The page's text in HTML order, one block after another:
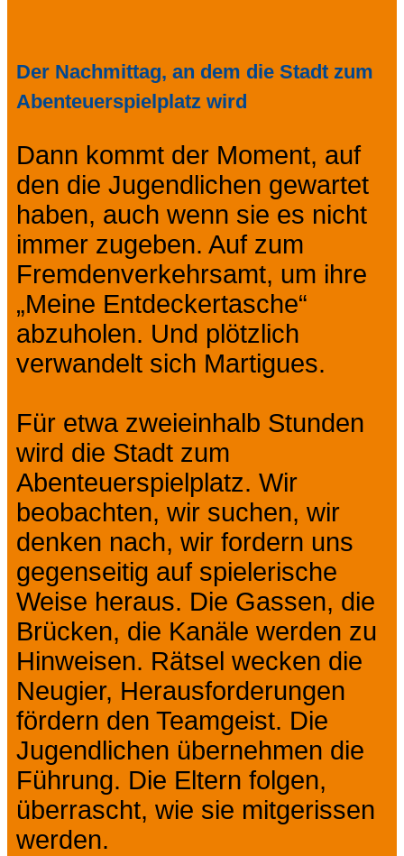
Der Nachmittag, an dem die Stadt zum
Abenteuerspielplatz wird
Dann kommt der Moment, auf
den die Jugendlichen gewartet
haben, auch wenn sie es nicht
immer zugeben. Auf zum
Fremdenverkehrsamt, um ihre
„Meine Entdeckertasche“
abzuholen. Und plötzlich
verwandelt sich Martigues.
Für etwa zweieinhalb Stunden
wird die Stadt zum
Abenteuerspielplatz. Wir
beobachten, wir suchen, wir
denken nach, wir fordern uns
gegenseitig auf spielerische
Weise heraus. Die Gassen, die
Brücken, die Kanäle werden zu
Hinweisen. Rätsel wecken die
Neugier, Herausforderungen
fördern den Teamgeist. Die
Jugendlichen übernehmen die
Führung. Die Eltern folgen,
überrascht, wie sie mitgerissen
werden.